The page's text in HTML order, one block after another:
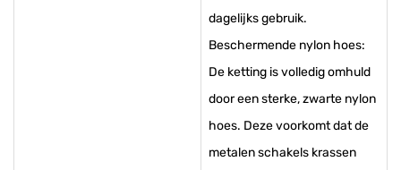
dagelijks gebruik.
Beschermende nylon hoes:
De ketting is volledig omhuld
door een sterke, zwarte nylon
hoes. Deze voorkomt dat de
metalen schakels krassen